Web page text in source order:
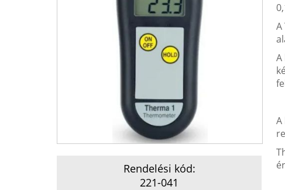
Rendelési kód:
221-041
A
A
A